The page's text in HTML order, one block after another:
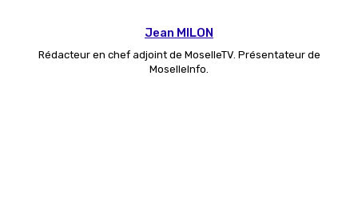
Jean MILON
Rédacteur en chef adjoint de MoselleTV. Présentateur de
MoselleInfo.